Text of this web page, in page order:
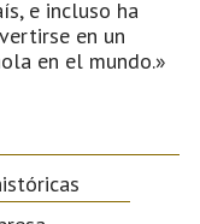
e incluso ha
en un
en el mundo.»